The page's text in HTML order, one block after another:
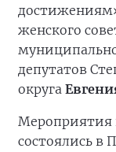
женского
депутатов
округа
Мероприятия
состоялись в